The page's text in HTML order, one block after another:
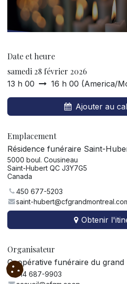
Date et heure
samedi 28 février 2026
13 h 00 16 h 00 (America/
Ajouter au
Emplacement
Résidence funéraire Saint-
5000 boul. Cousineau
Saint-Hubert QC J3Y7G5
Canada
450 677-5203
saint-
Obtenir
Organisateur
Coopérative funéraire du
514 687-9903